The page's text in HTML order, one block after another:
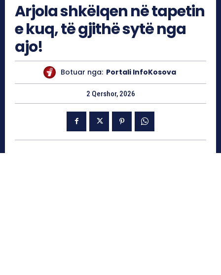
Arjola shkëlqen në tapetin
e kuq, të gjithë sytë nga
ajo!
Botuar nga: Portali InfoKosova
2 Qershor, 2026